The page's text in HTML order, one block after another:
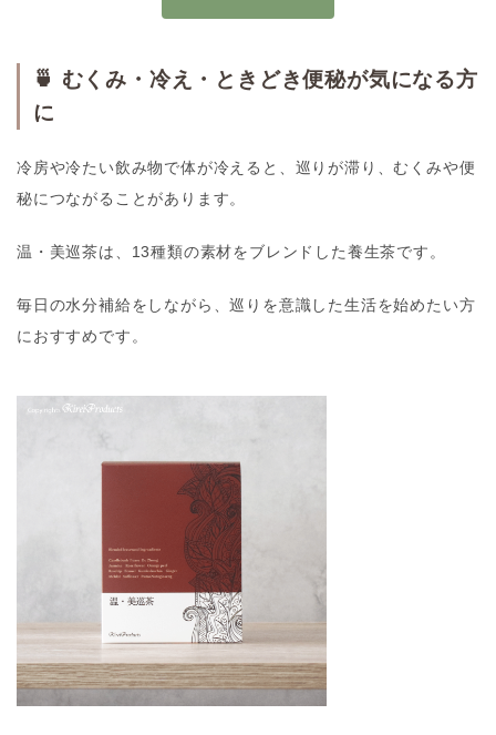
🍵 むくみ・冷え・ときどき便秘が気になる方
に
冷房や冷たい飲み物で体が冷えると、巡りが滞り、むくみや便
秘につながることがあります。
温・美巡茶は、13種類の素材をブレンドした養生茶です。
毎日の水分補給をしながら、巡りを意識した生活を始めたい方
におすすめです。